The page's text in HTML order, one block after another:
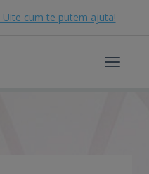
Uite cum te putem ajuta!
Toggle